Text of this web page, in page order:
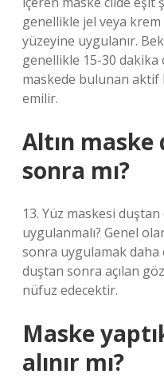
genellikle jel veya
yüzeyine uygulanır.
genellikle 15-30 dakika
maskede bulunan aktif
emilir.
Altın
sonra mı?
13. Yüz maskesi
uygulanmalı? Genel
sonra uygulamak
duştan sonra açılan
nüfuz edecektir.
Maske
alınır mı?